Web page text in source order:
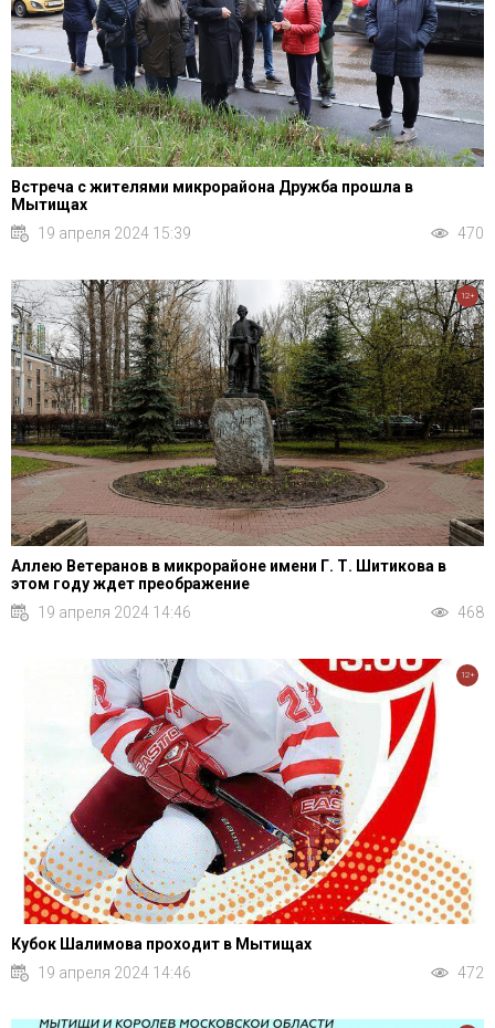
Встреча с жителями микрорайона Дружба прошла в
Мытищах
19 апреля 2024 15:39
470
Аллею Ветеранов в микрорайоне имени Г. Т. Шитикова в
этом году ждет преображение
19 апреля 2024 14:46
468
12+
Кубок Шалимова проходит в Мытищах
19 апреля 2024 14:46
472
12+